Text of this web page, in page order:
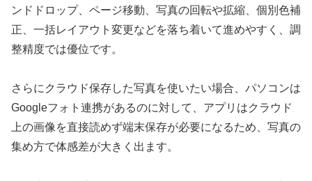
ンドドロップ、ページ移動、写真の回転や拡縮、個別色補
正、一括レイアウト変更などを落ち着いて進めやすく、調
整精度では優位です。
さらにクラウド保存した写真を使いたい場合、パソコンは
Googleフォト連携があるのに対して、アプリはクラウド
上の画像を直接読めず端末保存が必要になるため、写真の
集め方で体感差が大きく出ます。